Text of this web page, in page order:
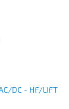
DC - HF/LIFT